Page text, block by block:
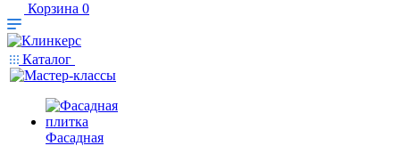
Корзина 0
Каталог
Фасадная